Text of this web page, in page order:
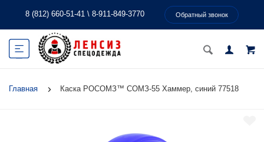
8 (812) 660-51-41 \ 8-911-849-3770 Обратный звонок
Главная Каска РОСОМЗ™ СОМЗ-55 Хаммер, синий 77518